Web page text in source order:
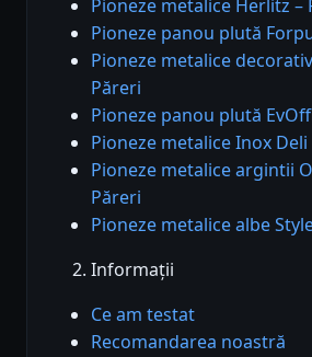
Pioneze metalice Herlitz –
Pioneze panou plută
Pioneze metalice
Păreri
Pioneze panou plută
Pioneze metalice Inox Deli
Pioneze metalice argintii
Păreri
Pioneze metalice albe
Informații
Ce am testat
Recomandarea noastră